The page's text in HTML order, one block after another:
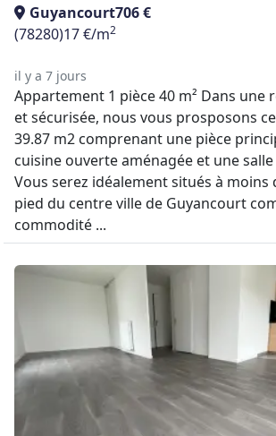
Guyancourt706 €
(78280)17 €/m2
il y a 7 jours
Appartement 1 pièce 40 m² Dans une
et sécurisée, nous vous prosposons
39.87 m2 comprenant une pièce
cuisine ouverte aménagée et une salle
Vous serez idéalement situés à moins
pied du centre ville de Guyancourt
commodité ...